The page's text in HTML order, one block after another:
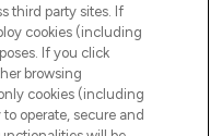
third party sites. If
cookies (including
If you click
browsing
cookies (including
operate, secure and